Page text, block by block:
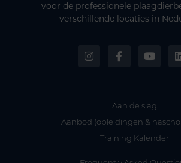
voor de professionele
verschillende locaties in
Aan de slag
Aanbod (opleidingen &
Training Kalender